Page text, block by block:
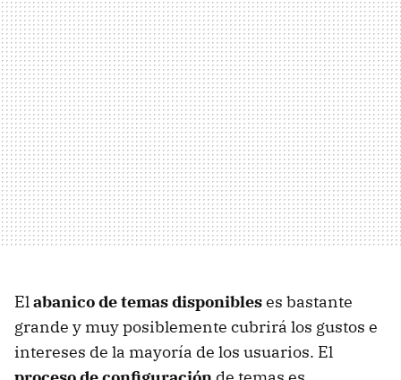
Elabanico de temas disponibleses bastante
grande y muy posiblemente cubrirá los gustos e
intereses de la mayoría de los usuarios. El